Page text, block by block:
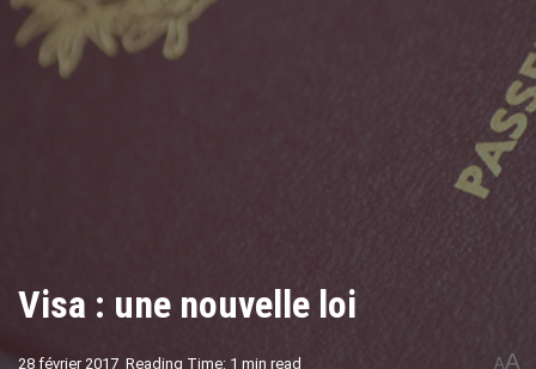
Visa : une nouvelle loi
28 février 2017 Reading Time: 1 min read AA